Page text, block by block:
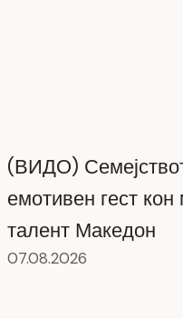
(ВИДО)
емотивен гест
талент Македон
07.08.2026